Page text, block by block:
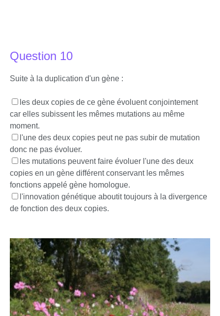
Question 10
Suite à la duplication d'un gène :
les deux copies de ce gène évoluent conjointement
car elles subissent les mêmes mutations au même
moment.
l'une des deux copies peut ne pas subir de mutation
donc ne pas évoluer.
les mutations peuvent faire évoluer l'une des deux
copies en un gène différent conservant les mêmes
fonctions appelé gène homologue.
l'innovation génétique aboutit toujours à la divergence
de fonction des deux copies.